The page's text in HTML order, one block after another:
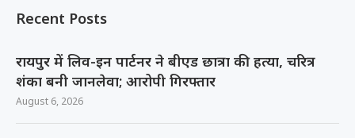
Recent Posts
रायपुर में लिव-इन पार्टनर ने बीएड छात्रा की हत्या, चरित्र
शंका बनी जानलेवा; आरोपी गिरफ्तार
August 6, 2026